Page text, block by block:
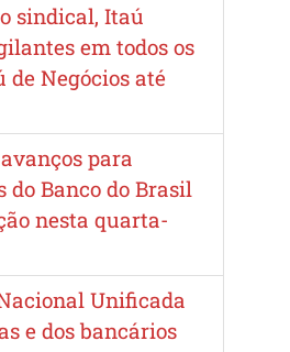
sindical, Itaú
em todos os
de Negócios até
para
Banco do Brasil
nesta quarta-
Unificada
e dos bancários